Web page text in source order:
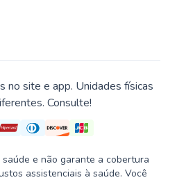
no site e app. Unidades físicas
Consulte!
e não garante a cobertura
assistenciais à saúde. Você